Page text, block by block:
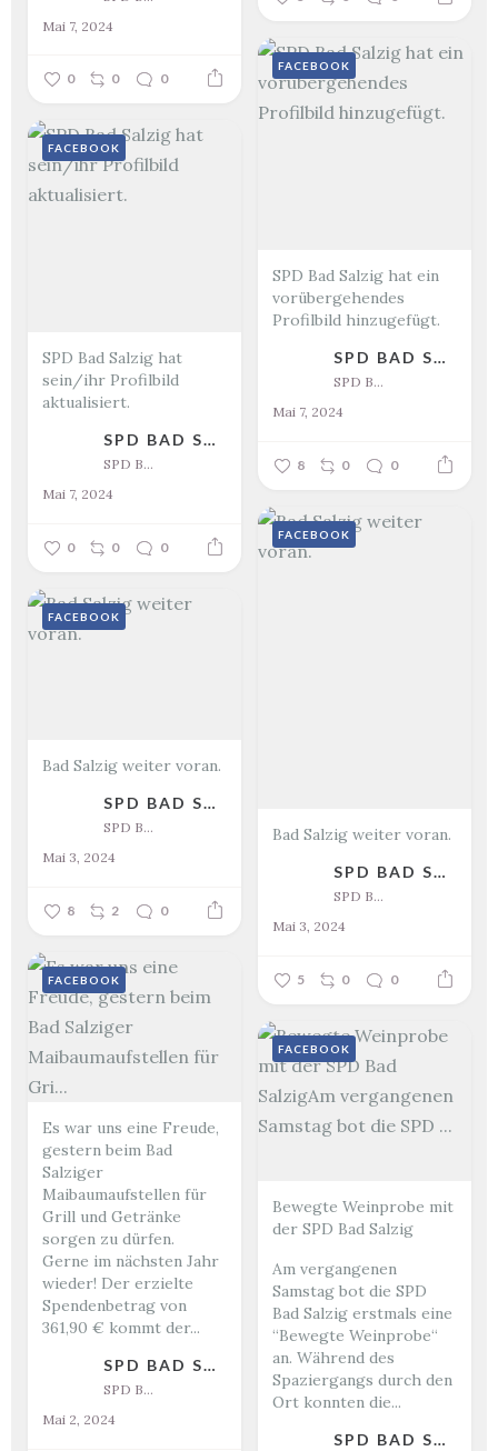
Mai 7, 2024
0 0 0
SPD Bad Salzig hat ein
vorübergehendes
Profilbild hinzugefügt.
SPD BAD SALZIG
SPD Bad Salzig
Mai 7, 2024
FACEBOOK
8 0 0
SPD Bad Salzig hat
sein/ihr Profilbild
aktualisiert.
SPD BAD SALZIG
SPD Bad Salzig
Mai 7, 2024
FACEBOOK
0 0 0
Bad Salzig weiter voran.
SPD BAD SALZIG
SPD Bad Salzig
Mai 3, 2024
FACEBOOK
5 0 0
Bad Salzig weiter voran.
SPD BAD SALZIG
SPD Bad Salzig
Mai 3, 2024
FACEBOOK
8 2 0
Es war uns eine Freude,
gestern beim Bad
Salziger
Maibaumaufstellen für
Grill und Getränke
sorgen zu dürfen.
Gerne im nächsten Jahr
wieder! Der erzielte
Spendenbetrag von
361,90 € kommt der...
SPD BAD SALZIG
SPD Bad Salzig
Mai 2, 2024
FACEBOOK
Bewegte Weinprobe mit
der SPD Bad Salzig
Am vergangenen
Samstag bot die SPD
Bad Salzig erstmals eine
“Bewegte Weinprobe“
an. Während des
Spaziergangs durch den
Ort konnten die...
SPD BAD SALZIG
FACEBOOK